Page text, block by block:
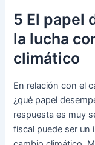
5 El papel
la lucha
climático
En relación con el
¿qué papel
respuesta es muy
fiscal puede ser un